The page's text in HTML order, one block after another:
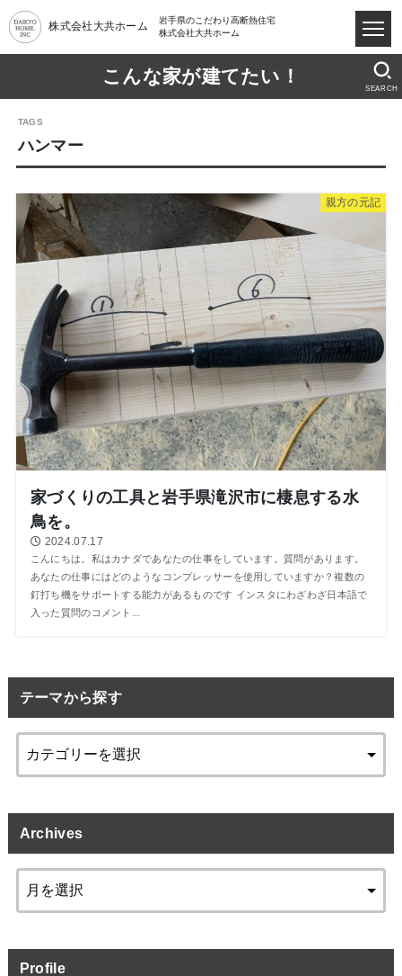
株式会社大共ホーム
岩手県のこだわり高断熱住宅
株式会社大共ホーム
こんな家が建てたい！
SEARCH
ハンマー
親方の元記
家づくりの工具と岩手県滝沢市に棲息する水
鳥を。
2024.07.17
こんにちは。私はカナダであなたの仕事をしています。質問があります。
あなたの仕事にはどのようなコンプレッサーを使用していますか？複数の
釘打ち機をサポートする能力があるものです インスタにわざわざ日本語で
入った質問のコメント...
テーマから探す
Archives
Profile